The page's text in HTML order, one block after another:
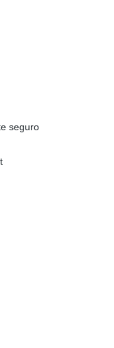
seguro